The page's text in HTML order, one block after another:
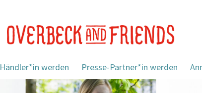
Händler*in werden Presse-Partner*in werden